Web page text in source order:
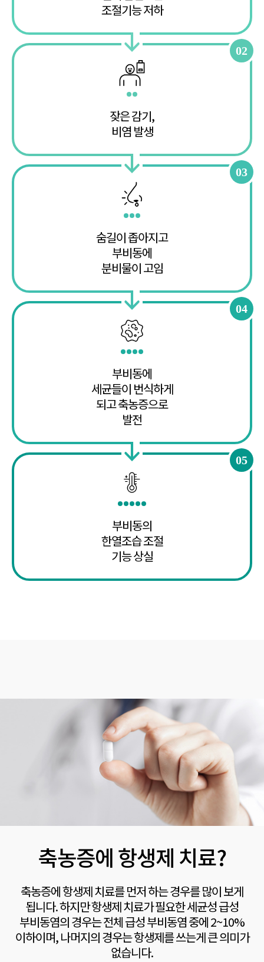
조절기능 저하
02
잦은 감기,
비염 발생
03
숨길이 좁아지고
부비동에
분비물이 고임
04
부비동에
세균들이 번식하게
되고 축농증으로
발전
05
부비동의
한열조습 조절
기능 상실
축농증에 항생제 치료?
축농증에 항생제 치료를 먼저 하는 경우를 많이 보게
됩니다.하지만 항생제 치료가 필요한 세균성 급성
부비동염의 경우는전체 급성 부비동염 중에 2~10%
이하이며, 나머지의 경우는항생제를 쓰는게 큰 의미가
없습니다.